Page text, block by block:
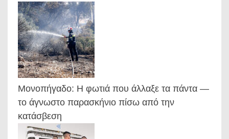
Μονοπήγαδο: Η φωτιά που άλλαξε τα πάντα —
το άγνωστο παρασκήνιο πίσω από την
κατάσβεση